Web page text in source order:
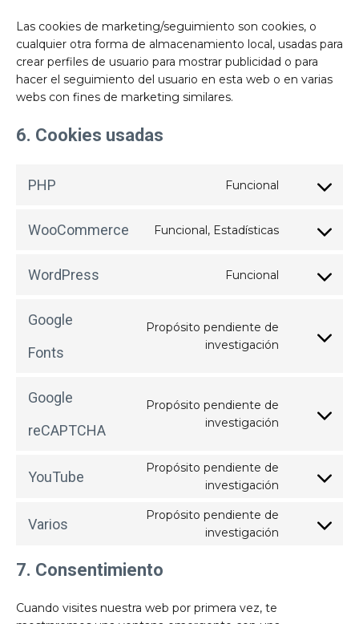
Las cookies de marketing/seguimiento son cookies, o
cualquier otra forma de almacenamiento local, usadas para
crear perfiles de usuario para mostrar publicidad o para
hacer el seguimiento del usuario en esta web o en varias
webs con fines de marketing similares.
6. Cookies usadas
PHP Funcional
Consent
WooCommerce Funcional, Estadísticas
Consent
WordPress Funcional
Consent
Google
Fonts
Propósito pendiente de
investigación
Consent
Google
reCAPTCHA
Propósito pendiente de
investigación
Consent
recaptcha
YouTube
Propósito pendiente de
investigación
Consent
youtube
Varios
Propósito pendiente de
investigación
Consent
7. Consentimiento
Cuando visites nuestra web por primera vez, te